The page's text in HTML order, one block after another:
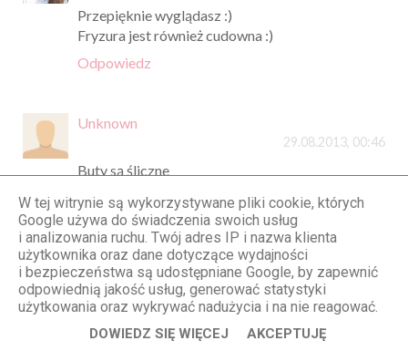
Przepięknie wyglądasz :)
Fryzura jest również cudowna :)
Odpowiedz
Unknown
29.08.2013, 00:46
Buty są śliczne
Odpowiedz
AleksandraNajda.com
29.08.2013, 08:33
Te fale są niesamowite!
Odpowiedz
W tej witrynie są wykorzystywane pliki cookie, których
Google używa do świadczenia swoich usług
i analizowania ruchu. Twój adres IP i nazwa klienta
użytkownika oraz dane dotyczące wydajności
i bezpieczeństwa są udostępniane Google, by zapewnić
odpowiednią jakość usług, generować statystyki
użytkowania oraz wykrywać nadużycia i na nie reagować.
DOWIEDZ SIĘ WIĘCEJ AKCEPTUJĘ